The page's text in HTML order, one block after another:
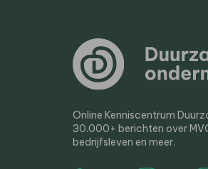
Online Kenniscentrum
30.000+ berichten over
bedrijfsleven en meer.